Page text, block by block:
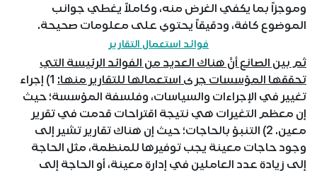
وموجزاً بما يكفي الغرض منه، وكاملاً يغطي جوانب
الموضوع كافة، ودقيقاً يحتوي على معلومات صحيحة.
فوائد استعمال التقارير
ثم بين الصانع أنَّ هناك العديد من الفوائد الرئيسة التي
تحققها المؤسسات جرى استعمالها للتقارير منها: 1) إجراء
تغيير في الإجراءات والسياسات، وفلسفة المؤسسة؛ حيث
إن معظم التغيرات هي نتيجة اقتراحات قدمت في تقرير
معين. 2) التنبؤ بالحاجات؛ حيث إن هناك تقارير تشير إلى
وجود حاجات معينة يجب توفيرها للمنظمة، مثل الحاجة
إلى زيادة عدد العاملين في إدارة معينة، أو الحاجة إلى